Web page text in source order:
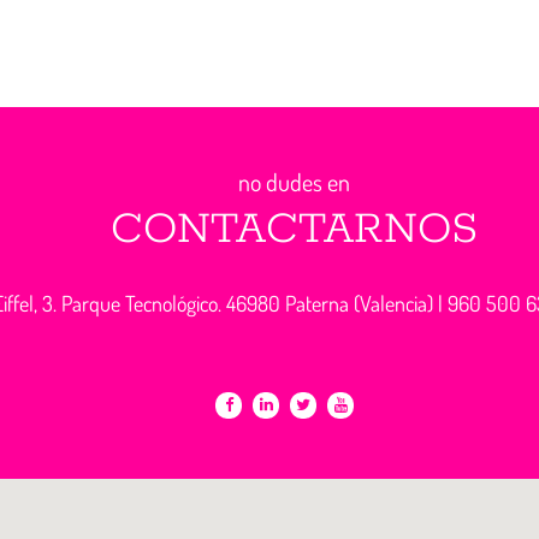
no dudes en
CONTACTARNOS
3. Parque Tecnológico. 46980 Paterna (Valencia) | 960 500